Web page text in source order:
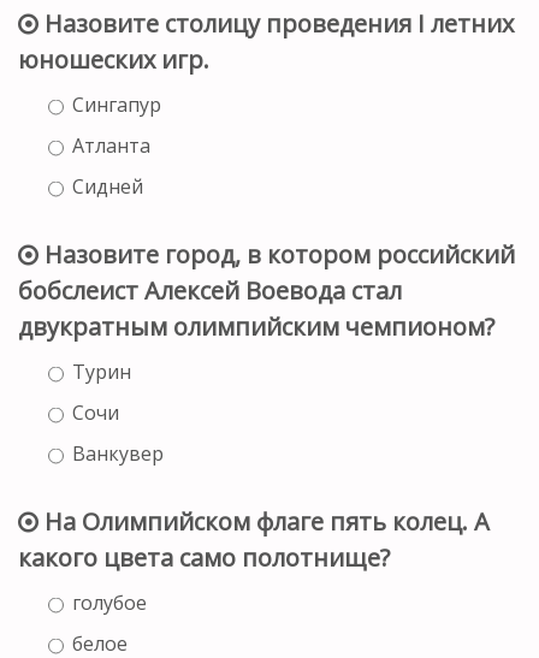
Назовите столицу проведения I летних
юношеских игр.
Сингапур
Атланта
Сидней
Назовите город, в котором российский
бобслеист Алексей Воевода стал
двукратным олимпийским чемпионом?
Турин
Сочи
Ванкувер
На Олимпийском флаге пять колец. А
какого цвета само полотнище?
голубое
белое